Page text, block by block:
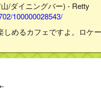
/ダイニングバー) - Retty
100000028543/
めるカフェですよ。ロケ